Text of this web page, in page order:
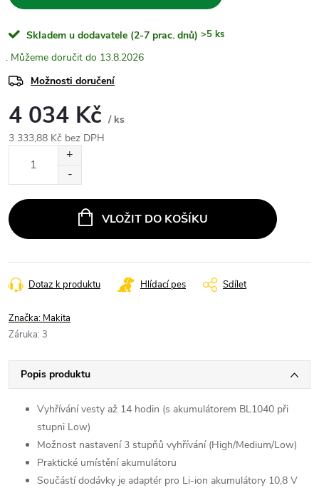
Skladem u dodavatele (2-7 prac. dnů) >5 ks
13.8.2026
Možnosti doručení
4 034 Kč / ks
3 333,88 Kč bez DPH
VLOŽIT DO KOŠÍKU
Dotaz k produktu Hlídací pes Sdílet
Značka: Makita
Záruka: 3
Popis produktu
Vyhřívání vesty až 14 hodin (s akumulátorem BL1040 při
stupni Low)
Možnost nastavení 3 stupňů vyhřívání (High/Medium/Low)
Praktické umístění akumulátoru
Součástí dodávky je adaptér pro Li-ion akumulátory 10,8 V